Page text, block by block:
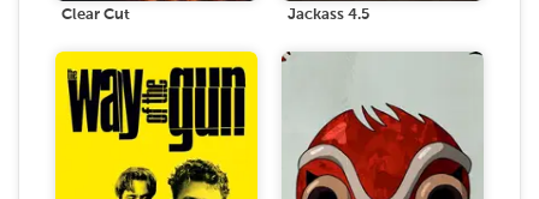
Clear Cut Jackass 4.5